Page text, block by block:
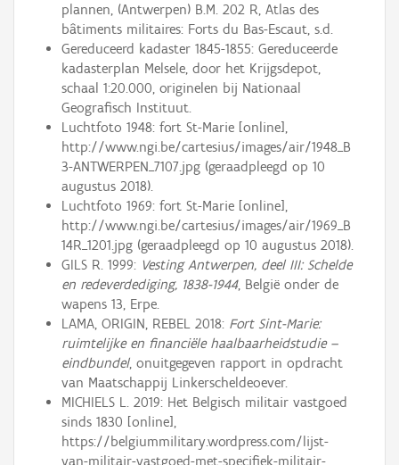
plannen, (Antwerpen) B.M. 202 R, Atlas des
bâtiments militaires: Forts du Bas-Escaut, s.d.
Gereduceerd kadaster 1845-1855: Gereduceerde
kadasterplan Melsele, door het Krijgsdepot,
schaal 1:20.000, originelen bij Nationaal
Geografisch Instituut.
Luchtfoto 1948: fort St-Marie [online],
http://www.ngi.be/cartesius/images/air/1948_B
3-ANTWERPEN_7107.jpg (geraadpleegd op 10
augustus 2018).
Luchtfoto 1969: fort St-Marie [online],
http://www.ngi.be/cartesius/images/air/1969_B
14R_1201.jpg (geraadpleegd op 10 augustus 2018).
GILS R. 1999: Vesting Antwerpen, deel III: Schelde
en redeverdediging, 1838-1944, België onder de
wapens 13, Erpe.
LAMA, ORIGIN, REBEL 2018: Fort Sint-Marie:
ruimtelijke en financiële haalbaarheidstudie –
eindbundel, onuitgegeven rapport in opdracht
van Maatschappij Linkerscheldeoever.
MICHIELS L. 2019: Het Belgisch militair vastgoed
sinds 1830 [online],
https://belgiummilitary.wordpress.com/lijst-
van-militair-vastgoed-met-specifiek-militair-